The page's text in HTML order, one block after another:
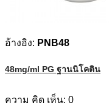
อ้างอิง: PNB48
48mg/ml PG ฐานนิโคติน
ความ คิด เห็น: 0